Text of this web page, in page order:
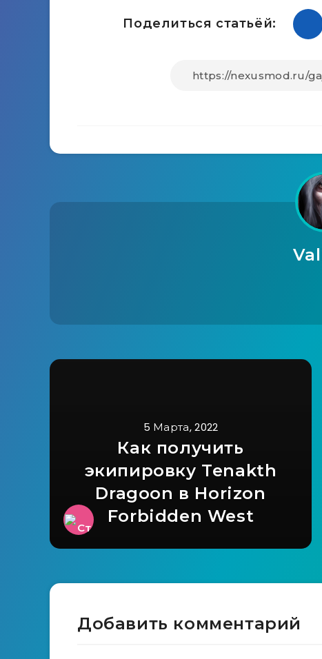
Поделиться статьёй:
5 Марта, 2022
Как получить
экипировку Tenakth
Dragoon в Horizon
Forbidden West
Добавить комментарий